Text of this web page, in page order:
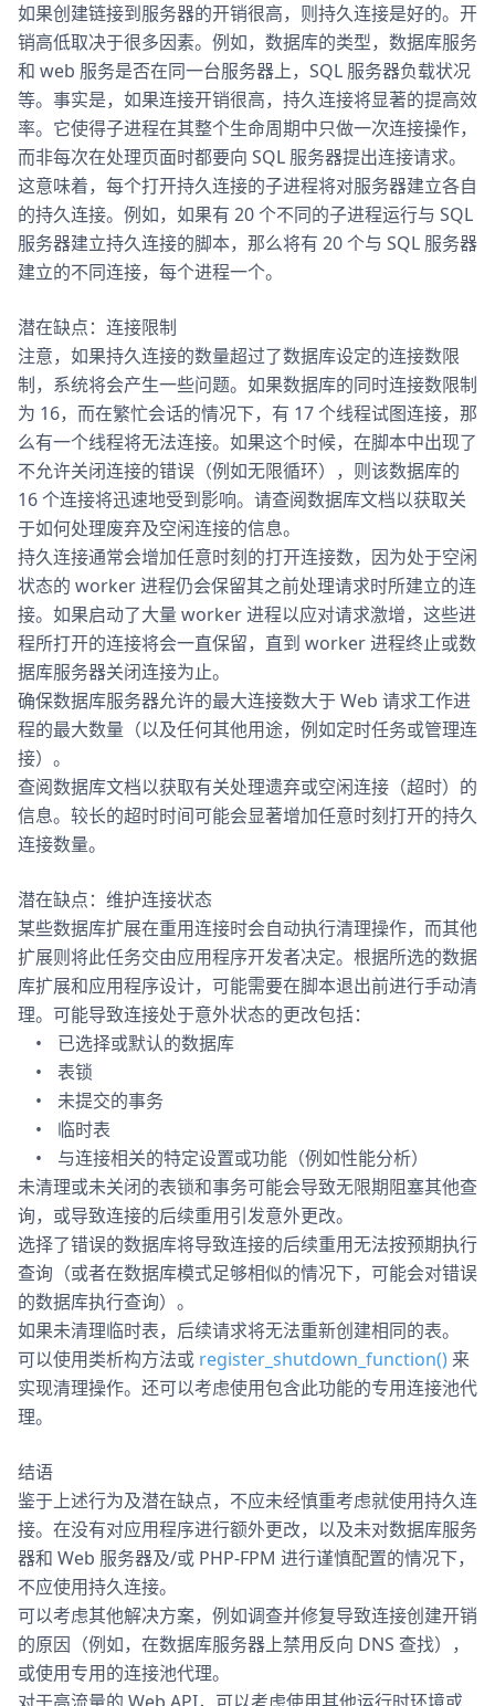
如果创建链接到服务器的开销很高，则持久连接是好的。开
销高低取决于很多因素。例如，数据库的类型，数据库服务
和 web 服务是否在同一台服务器上，SQL 服务器负载状况
等。事实是，如果连接开销很高，持久连接将显著的提高效
率。它使得子进程在其整个生命周期中只做一次连接操作，
而非每次在处理页面时都要向 SQL 服务器提出连接请求。
这意味着，每个打开持久连接的子进程将对服务器建立各自
的持久连接。例如，如果有 20 个不同的子进程运行与 SQL
服务器建立持久连接的脚本，那么将有 20 个与 SQL 服务器
建立的不同连接，每个进程一个。
潜在缺点：连接限制
注意，如果持久连接的数量超过了数据库设定的连接数限
制，系统将会产生一些问题。如果数据库的同时连接数限制
为 16，而在繁忙会话的情况下，有 17 个线程试图连接，那
么有一个线程将无法连接。如果这个时候，在脚本中出现了
不允许关闭连接的错误（例如无限循环），则该数据库的
16 个连接将迅速地受到影响。请查阅数据库文档以获取关
于如何处理废弃及空闲连接的信息。
持久连接通常会增加任意时刻的打开连接数，因为处于空闲
状态的 worker 进程仍会保留其之前处理请求时所建立的连
接。如果启动了大量 worker 进程以应对请求激增，这些进
程所打开的连接将会一直保留，直到 worker 进程终止或数
据库服务器关闭连接为止。
确保数据库服务器允许的最大连接数大于 Web 请求工作进
程的最大数量（以及任何其他用途，例如定时任务或管理连
接）。
查阅数据库文档以获取有关处理遗弃或空闲连接（超时）的
信息。较长的超时时间可能会显著增加任意时刻打开的持久
连接数量。
潜在缺点：维护连接状态
某些数据库扩展在重用连接时会自动执行清理操作，而其他
扩展则将此任务交由应用程序开发者决定。根据所选的数据
库扩展和应用程序设计，可能需要在脚本退出前进行手动清
理。可能导致连接处于意外状态的更改包括：
已选择或默认的数据库
表锁
未提交的事务
临时表
与连接相关的特定设置或功能（例如性能分析）
未清理或未关闭的表锁和事务可能会导致无限期阻塞其他查
询，或导致连接的后续重用引发意外更改。
选择了错误的数据库将导致连接的后续重用无法按预期执行
查询（或者在数据库模式足够相似的情况下，可能会对错误
的数据库执行查询）。
如果未清理临时表，后续请求将无法重新创建相同的表。
可以使用类析构方法或 register_shutdown_function() 来
实现清理操作。还可以考虑使用包含此功能的专用连接池代
理。
结语
鉴于上述行为及潜在缺点，不应未经慎重考虑就使用持久连
接。在没有对应用程序进行额外更改，以及未对数据库服务
器和 Web 服务器及/或 PHP-FPM 进行谨慎配置的情况下，
不应使用持久连接。
可以考虑其他解决方案，例如调查并修复导致连接创建开销
的原因（例如，在数据库服务器上禁用反向 DNS 查找），
或使用专用的连接池代理。